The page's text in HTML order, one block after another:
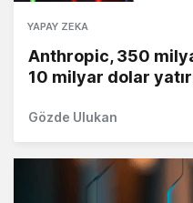
YAPAY ZEKA
Anthropic, 350
10 milyar dolar
Gözde Ulukan